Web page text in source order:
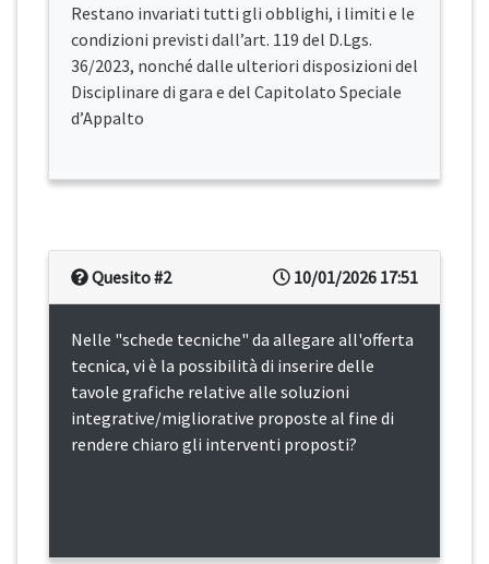
Restano invariati tutti gli obblighi, i limiti e le
condizioni previsti dall’art. 119 del D.Lgs.
36/2023, nonché dalle ulteriori disposizioni del
Disciplinare di gara e del Capitolato Speciale
d’Appalto
10/01/2026 17:51
Quesito #2
Nelle "schede tecniche" da allegare all'offerta
tecnica, vi è la possibilità di inserire delle
tavole grafiche relative alle soluzioni
integrative/migliorative proposte al fine di
rendere chiaro gli interventi proposti?